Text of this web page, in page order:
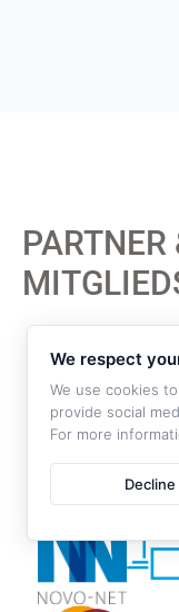
PARTNER
We respect
We use cookies
provide social
For more
Decline